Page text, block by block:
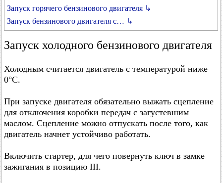
Запуск горячего бензинового двигателя ↳
Запуск бензинового двигателя с… ↳
Запуск холодного бензинового двигателя
Холодным считается двигатель с температурой ниже
0°C.
При запуске двигателя обязательно выжать сцепление
для отключения коробки передач с загустевшим
маслом. Сцепление можно отпускать после того, как
двигатель начнет устойчиво работать.
Включить стартер, для чего повернуть ключ в замке
зажигания в позицию III.